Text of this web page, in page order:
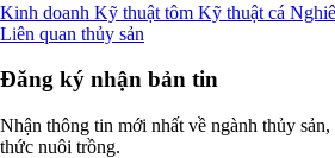
Kinh doanh Kỹ thuật tôm Kỹ thuật cá
Liên quan thủy sản
Đăng ký nhận bản tin
Nhận thông tin mới nhất về ngành thủy
thức nuôi trồng.